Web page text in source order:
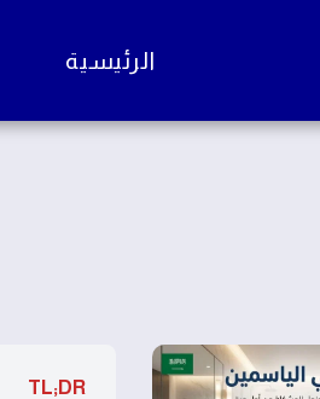
الرئيسية
TL;DR